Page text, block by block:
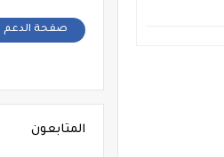
صفحة الدعم
المتابعون